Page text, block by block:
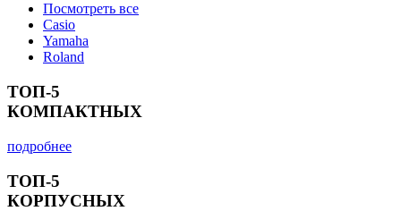
Посмотреть все
Casio
Yamaha
Roland
ТОП-5
КОМПАКТНЫХ
подробнее
ТОП-5
КОРПУСНЫХ